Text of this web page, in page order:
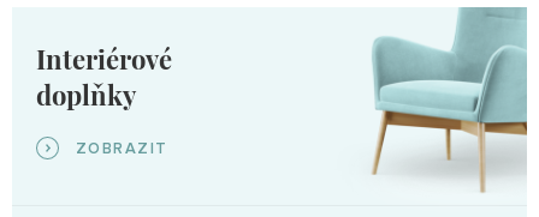
Interiérové
doplňky
ZOBRAZIT